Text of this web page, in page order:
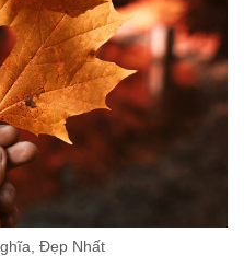
Đẹp Nhất